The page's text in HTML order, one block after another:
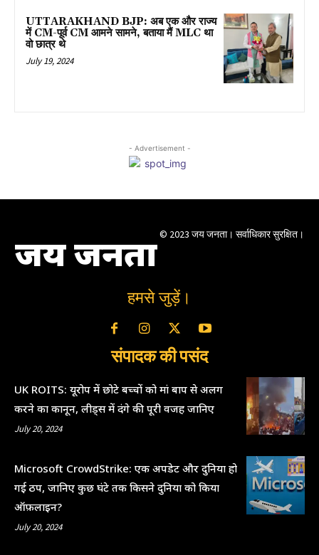
UTTARAKHAND BJP: अब एक और राज्य
में CM-पूर्व CM आमने सामने, बताया मैं MLC था
वो छात्र थे
July 19, 2024
- Advertisement -
जय जनता © 2023 जय जनता। सर्वाधिकार सुरक्षित।
हमसे जुड़ें।
संपादक की पसंद
UK ROITS: यूरोप में छोटे बच्चों को मां बाप से अलग
करने का कानून, लीड्स में दंगे की पूरी वजह जानिए
July 20, 2024
Microsoft CrowdStrike: एक अपडेट और दुनिया हो
गई ठप, जानिए कुछ घंटे तक किसने दुनिया को किया
ऑफ़लाइन?
July 20, 2024